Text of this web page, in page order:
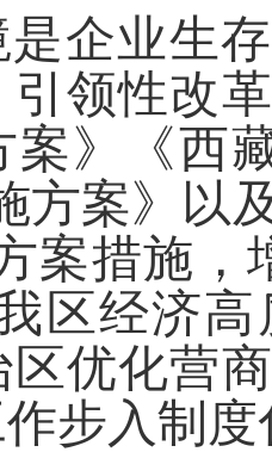
企业生
领性改
案》《西
方案》以
案措施，
区经济
区优化营
步入制